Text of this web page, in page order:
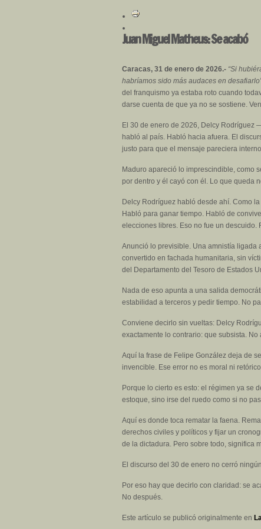
Juan Miguel Matheus: Se acabó
Caracas, 31 de enero de 2026.- “Si
habríamos sido más audaces en
del franquismo ya estaba roto cuando
darse cuenta de que ya no se sostiene.
El 30 de enero de 2026, Delcy
habló al país. Habló hacia afuera. El
justo para que el mensaje pareciera
Maduro apareció lo imprescindible, como
por dentro y él cayó con él. Lo que queda
Delcy Rodríguez habló desde ahí. Como
Habló para ganar tiempo. Habló de
elecciones libres. Eso no fue un descuido.
Anunció lo previsible. Una amnistía ligada
convertido en fachada humanitaria, sin
del Departamento del Tesoro de Estados
Nada de eso apunta a una salida
estabilidad a terceros y pedir tiempo. No
Conviene decirlo sin vueltas: Delcy
exactamente lo contrario: que subsista.
Aquí la frase de Felipe González deja de
invencible. Ese error no es moral ni
Porque lo cierto es esto: el régimen ya se
estoque, sino irse del ruedo como si no
Aquí es donde toca rematar la faena.
derechos civiles y políticos y fijar un
de la dictadura. Pero sobre todo, significa
El discurso del 30 de enero no cerró
Por eso hay que decirlo con claridad: se
No después.
Este artículo se publicó originalmente en